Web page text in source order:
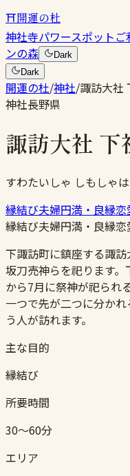
⛩開運の杜
神社寺パワースポットご
ンの森
Dark
Dark
開運の杜/神社/諏訪大社
神社長野県
諏訪大社 下
すわたいしゃ しもしゃ
縁結び夫婦円満・良縁恋
縁結び夫婦円満・良縁恋
下諏訪町に鎮座する諏
坂刀売神らを祀ります
から7月に祭神が祀られ
一つで先が二つに分か
う人が訪れます。
主な目的
縁結び
所要時間
30〜60分
エリア